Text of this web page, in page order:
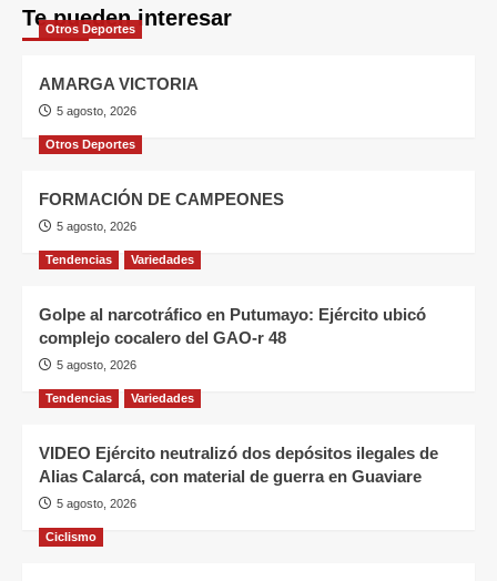
Te pueden interesar
Otros Deportes
AMARGA VICTORIA
5 agosto, 2026
Otros Deportes
FORMACIÓN DE CAMPEONES
5 agosto, 2026
Tendencias Variedades
Golpe al narcotráfico en Putumayo: Ejército ubicó
complejo cocalero del GAO-r 48
5 agosto, 2026
Tendencias Variedades
VIDEO Ejército neutralizó dos depósitos ilegales de
Alias Calarcá, con material de guerra en Guaviare
5 agosto, 2026
Ciclismo